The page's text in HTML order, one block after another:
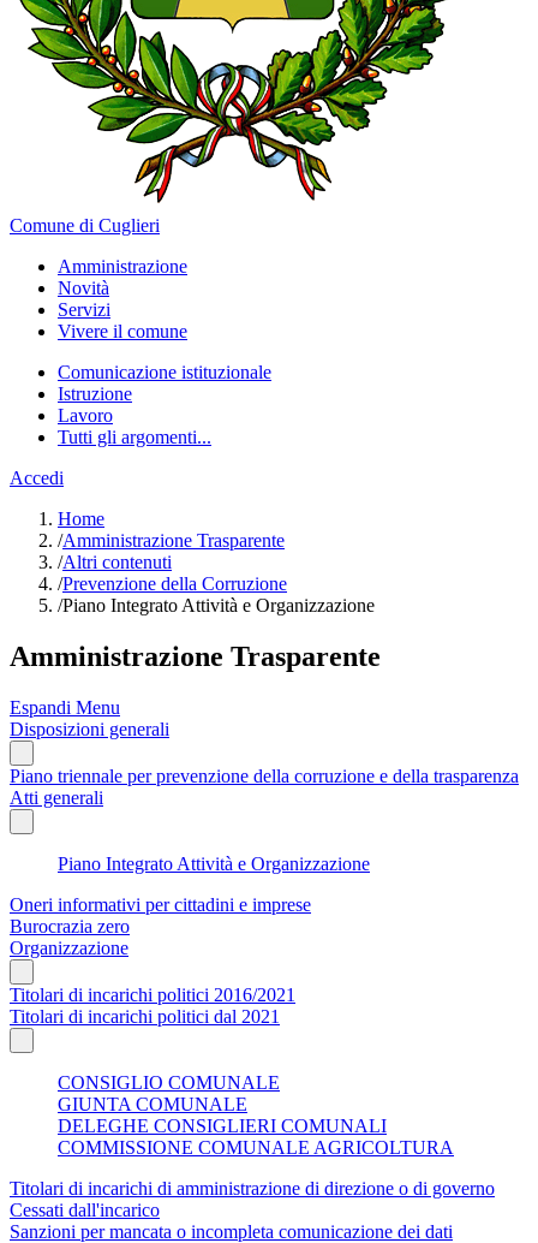
Comune di Cuglieri
Amministrazione
Novità
Servizi
Vivere il comune
Comunicazione istituzionale
Istruzione
Lavoro
Tutti gli argomenti...
Accedi
Home
/Amministrazione Trasparente
/Altri contenuti
/Prevenzione della Corruzione
/Piano Integrato Attività e Organizzazione
Amministrazione Trasparente
Espandi Menu
Disposizioni generali
Piano triennale per prevenzione della corruzione e della trasparenza
Atti generali
Piano Integrato Attività e Organizzazione
Oneri informativi per cittadini e imprese
Burocrazia zero
Organizzazione
Titolari di incarichi politici 2016/2021
Titolari di incarichi politici dal 2021
CONSIGLIO COMUNALE
GIUNTA COMUNALE
DELEGHE CONSIGLIERI COMUNALI
COMMISSIONE COMUNALE AGRICOLTURA
Titolari di incarichi di amministrazione di direzione o di governo
Cessati dall'incarico
Sanzioni per mancata o incompleta comunicazione dei dati